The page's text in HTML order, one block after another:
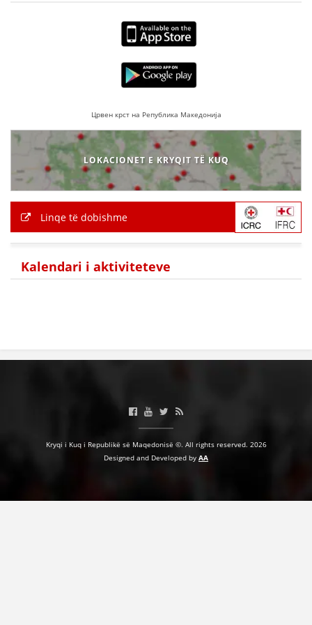
DORACAKË
STRATEGJI
MATERIAL EDUKATIVO INFORMATIV
BROCHURES
Црвен крст на Република Македонија
LOKACIONET E KRYQIT TË KUQ
Linqe të dobishme
Kalendari i aktiviteteve
Kryqi i Kuq i Republikë së Maqedonisë ©. All rights reserved. 2026
Designed and Developed by AA